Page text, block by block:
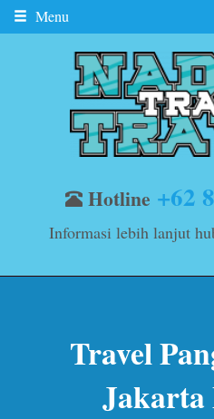
Menu
Hotline +62
Informasi lebih lanjut
Travel